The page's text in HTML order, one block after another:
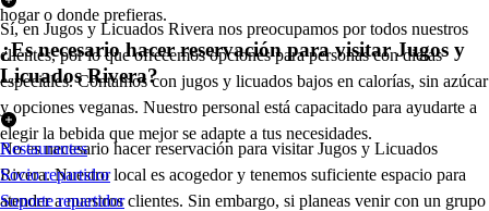
hogar o donde prefieras.
Sí, en Jugos y Licuados Rivera nos preocupamos por todos nuestros
clientes, por lo que ofrecemos opciones para personas con dietas
especiales. Contamos con jugos y licuados bajos en calorías, sin azúcar
y opciones veganas. Nuestro personal está capacitado para ayudarte a
elegir la bebida que mejor se adapte a tus necesidades.
¿Es necesario hacer reservación para visitar Jugos y
Licuados Rivera?
No es necesario hacer reservación para visitar Jugos y Licuados
Rivera. Nuestro local es acogedor y tenemos suficiente espacio para
atender a nuestros clientes. Sin embargo, si planeas venir con un grupo
Restaurantes
Socio repartidor
Soporte repartidor